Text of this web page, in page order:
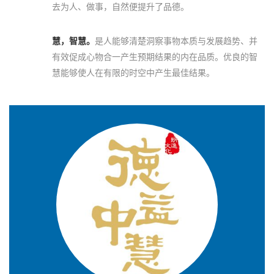
去为人、做事，自然便提升了品德。
慧，智慧。 是人能够清楚洞察事物本质与发展趋势、并
有效促成心物合一产生预期结果的内在品质。优良的智
慧能够使人在有限的时空中产生最佳结果。